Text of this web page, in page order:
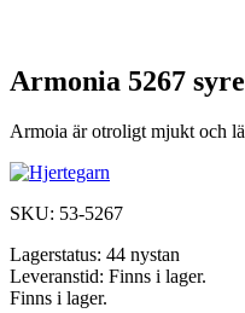
Armonia 5267
Armoia är otroligt mjukt och
SKU: 53-5267
Lagerstatus: 44 nystan
Leveranstid: Finns i lager.
Finns i lager.